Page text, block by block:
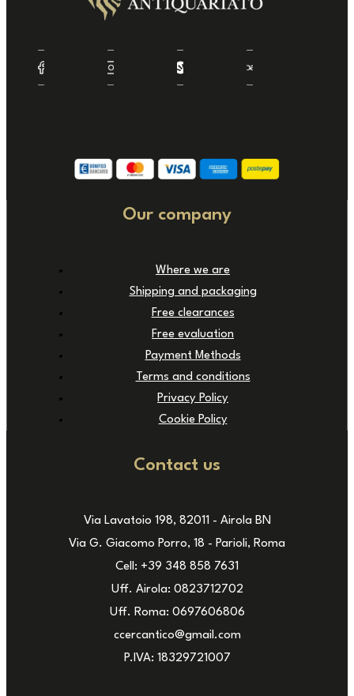
Our company
Where we are
Shipping and packaging
Free clearances
Free evaluation
Payment Methods
Terms and conditions
Privacy Policy
Cookie Policy
Contact us
Via Lavatoio 198, 82011 - Airola BN
Via G. Giacomo Porro, 18 - Parioli, Roma
Cell: +39 348 858 7631
Uff. Airola: 0823712702
Uff. Roma: 0697606806
ccercantico@gmail.com
P.IVA: 18329721007